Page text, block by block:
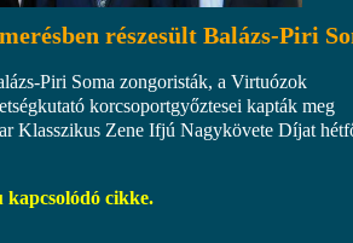
részesült Balázs-Piri
Piri Soma zongoristák, a Virtuózok
korcsoportgyőztesei kapták meg
Klasszikus Zene Ifjú Nagykövete Díjat
kapcsolódó cikke.